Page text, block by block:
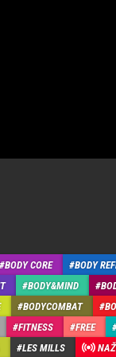
BODY CORE
BODY
BODY&MIND
BODYCOMBAT
FITNESS FREE
LES MILLS